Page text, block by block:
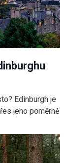
Edinburgh je
jeho poměrně